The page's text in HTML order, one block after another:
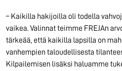
– Kaikilla hakijoilla oli todella
vaikea. Valinnat teimme FREJAn
tärkeää, että kaikilla lapsilla on
vanhempien taloudellisesta
Kilpailemisen lisäksi haluamme